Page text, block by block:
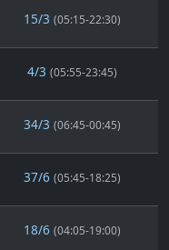
15/3 (05:15-22:30)
4/3 (05:55-23:45)
34/3 (06:45-00:45)
37/6 (05:45-18:25)
18/6 (04:05-19:00)